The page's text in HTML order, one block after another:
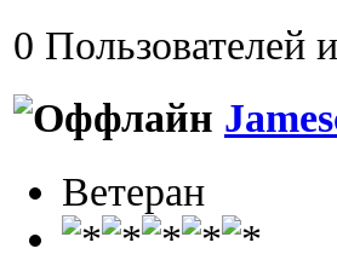
0 Пользователей
Ветеран